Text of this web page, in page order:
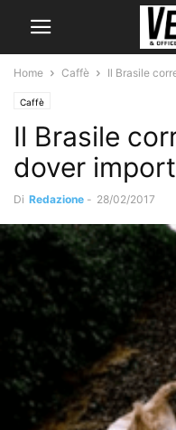
Home Caffè Il Brasile
Caffè
Il Brasile
dover
Di Redazione - 28/02/2017